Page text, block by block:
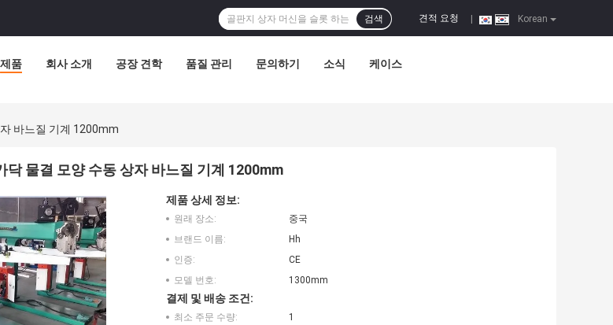
Korean
견적 요청
검색
제품 회사 소개 공장 견학 품질 관리 문의하기 소식 케이스
바느질 기계 1200mm
닥 물결 모양 수동 상자 바느질 기계 1200mm
제품 상세 정보:
원래 장소:
중국
브랜드 이름:
Hh
인증:
CE
모델 번호:
1300mm
결제 및 배송 조건:
최소 주문 수량:
1